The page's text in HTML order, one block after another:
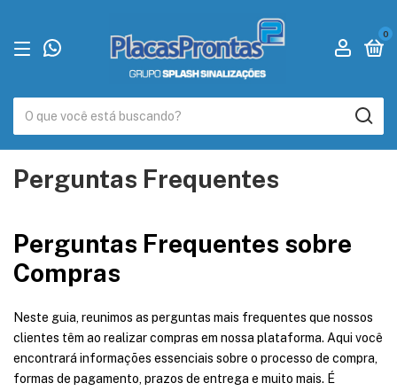
0
Perguntas Frequentes
Perguntas Frequentes sobre
Compras
Neste guia, reunimos as perguntas mais frequentes que nossos
clientes têm ao realizar compras em nossa plataforma. Aqui você
encontrará informações essenciais sobre o processo de compra,
formas de pagamento, prazos de entrega e muito mais. É